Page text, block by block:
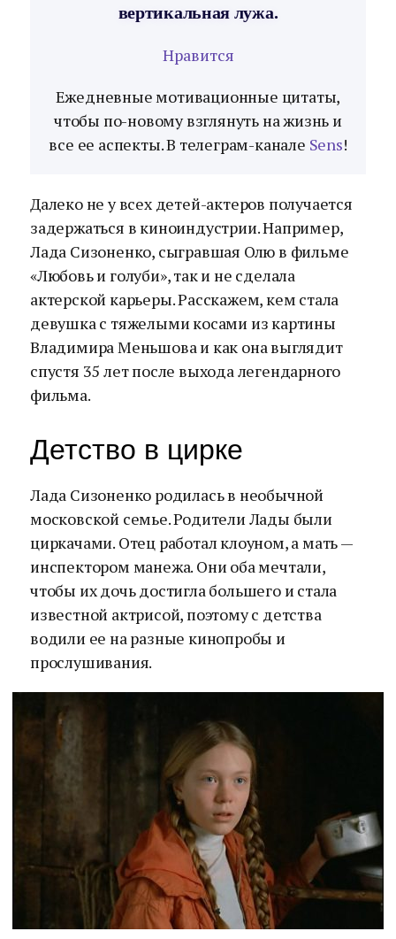
вертикальная лужа.
Нравится
Ежедневные мотивационные цитаты,
чтобы по-новому взглянуть на жизнь и
все ее аспекты. В телеграм-канале Sens!
Далеко не у всех детей-актеров получается
задержаться в киноиндустрии. Например,
Лада Сизоненко, сыгравшая Олю в фильме
«Любовь и голуби», так и не сделала
актерской карьеры. Расскажем, кем стала
девушка с тяжелыми косами из картины
Владимира Меньшова и как она выглядит
спустя 35 лет после выхода легендарного
фильма.
Детство в цирке
Лада Сизоненко родилась в необычной
московской семье. Родители Лады были
циркачами. Отец работал клоуном, а мать —
инспектором манежа. Они оба мечтали,
чтобы их дочь достигла большего и стала
известной актрисой, поэтому с детства
водили ее на разные кинопробы и
прослушивания.